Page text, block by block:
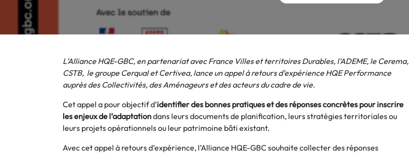
L’Alliance HQE-GBC, en partenariat avec France Villes et territoires Durables, l’ADEME, le Cerema,
CSTB, le groupe Cerqual et Certivea, lance un appel à retours d’expérience HQE Performance
auprès des Collectivités, des Aménageurs et des acteurs du cadre de vie.
Cet appel a pour objectif d’identifier des bonnes pratiques et des réponses concrètes pour inscrire
les enjeux de l’adaptationdans leurs documents de planification, leurs stratégies territoriales ou
leurs projets opérationnels ou leur patrimoine bâti existant.
Avec cet appel à retours d’expérience, l’Alliance HQE-GBC souhaite collecter des réponses